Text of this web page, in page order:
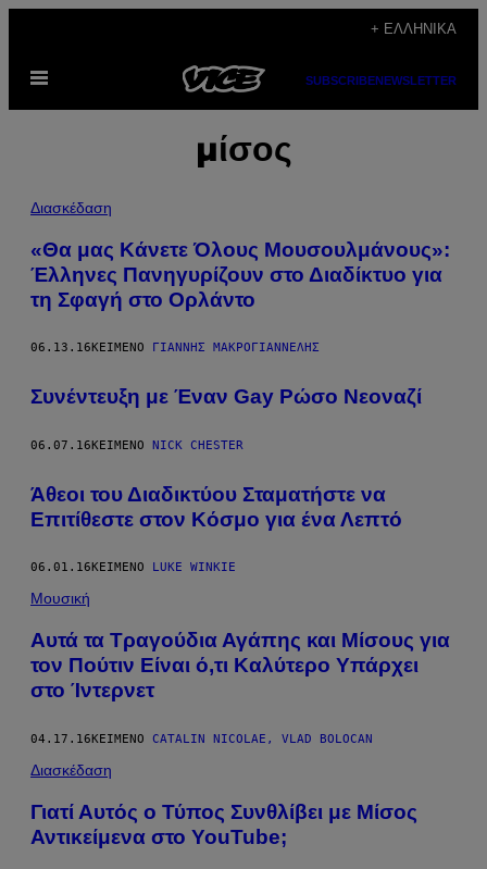
περιεχόμενο
+ ΕΛΛΗΝΙΚΆ
Ανοίξτε
μενού
SUBSCRIBENEWSLETTER
μίσος
Διασκέδαση
«Θα μας Κάνετε Όλους Μουσουλμάνους»:
Έλληνες Πανηγυρίζουν στο Διαδίκτυο για
τη Σφαγή στο Ορλάντο
06.13.16 ΚΕΊΜΕΝΟ ΓΙΆΝΝΗΣ ΜΑΚΡΟΓΙΑΝΝΈΛΗΣ
Συνέντευξη με Έναν Gay Ρώσο Νεοναζί
06.07.16ΚΕΊΜΕΝΟ NICK CHESTER
Άθεοι του Διαδικτύου Σταματήστε να
Επιτίθεστε στον Κόσμο για ένα Λεπτό
06.01.16 ΚΕΊΜΕΝΟ LUKE WINKIE
Μουσική
Αυτά τα Τραγούδια Αγάπης και Μίσους για
τον Πούτιν Είναι ό,τι Καλύτερο Υπάρχει
στο Ίντερνετ
04.17.16ΚΕΊΜΕΝΟ CATALIN NICOLAE, VLAD BOLOCAN
Διασκέδαση
Γιατί Αυτός ο Τύπος Συνθλίβει με Μίσος
Αντικείμενα στο YouTube;